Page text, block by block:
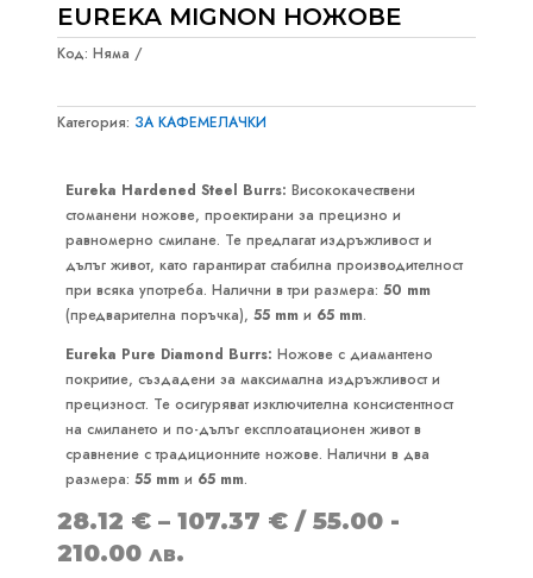
EUREKA MIGNON НОЖОВЕ
Код:Няма
Категория: ЗА КАФЕМЕЛАЧКИ
Eureka Hardened Steel Burrs: Висококачествени
стоманени ножове, проектирани за прецизно и
равномерно смилане. Те предлагат издръжливост и
дълъг живот, като гарантират стабилна производителност
при всяка употреба. Налични в три размера:50 mm
(предварителна поръчка),55 mm и 65 mm.
Eureka Pure Diamond Burrs: Ножове с диамантено
покритие, създадени за максимална издръжливост и
прецизност. Те осигуряват изключителна консистентност
на смилането и по-дълъг експлоатационен живот в
сравнение с традиционните ножове. Налични в два
размера:55 mm и 65 mm.
28.12 € – 107.37 €Price
/ 55.00 -
210.00 лв.